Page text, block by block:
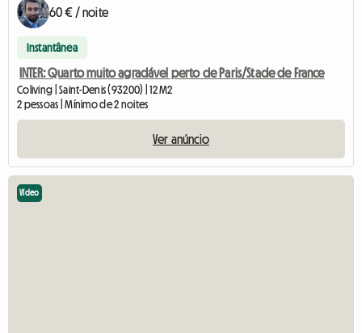
60 € / noite
Instantânea
INTER: Quarto muito agradável perto de Paris/Stade de France
Coliving | Saint-Denis (93200) | 12 M2
2 pessoas | Mínimo de 2 noites
Ver anúncio
Vídeo